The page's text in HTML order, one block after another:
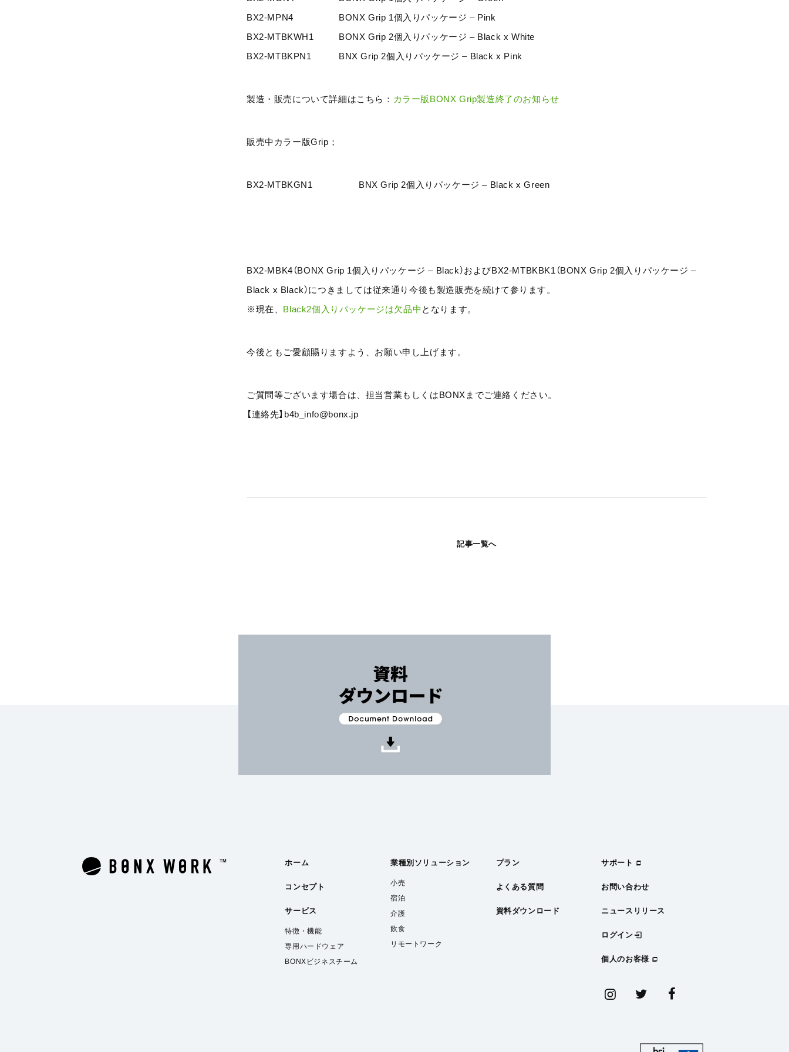
BX2-MPN4
BONX Grip 1個入りパッケージ – Pink
BX2-MTBKWH1
BONX Grip 2個入りパッケージ – Black x White
BX2-MTBKPN1
BNX Grip 2個入りパッケージ – Black x Pink
製造・販売について詳細はこちら： カラー版BONX Grip製造終了のお知らせ
販売中カラー版Grip；
BX2-MTBKGN1 BNX Grip 2個入りパッケージ – Black x Green
BX2-MBK4（BONX Grip 1個入りパッケージ – Black）およびBX2-MTBKBK1（BONX Grip 2個入りパッケージ –
Black x Black）につきましては従来通り今後も製造販売を続けて参ります。
※現在、 Black2個入りパッケージは欠品中 となります。
今後ともご愛顧賜りますよう、お願い申し上げます。
ご質問等ございます場合は、担当営業もしくはBONXまでご連絡ください。
【連絡先】b4b_info@bonx.jp
記事一覧へ
ホーム
コンセプト
サービス
特徴・機能
専用ハードウェア
BONXビジネスチーム
業種別 ソリューション
小売
宿泊
介護
飲食
リモートワーク
プラン
よくある質問
資料ダウンロード
サポート
お問い合わせ
ニュースリリース
ログイン
個人のお客様